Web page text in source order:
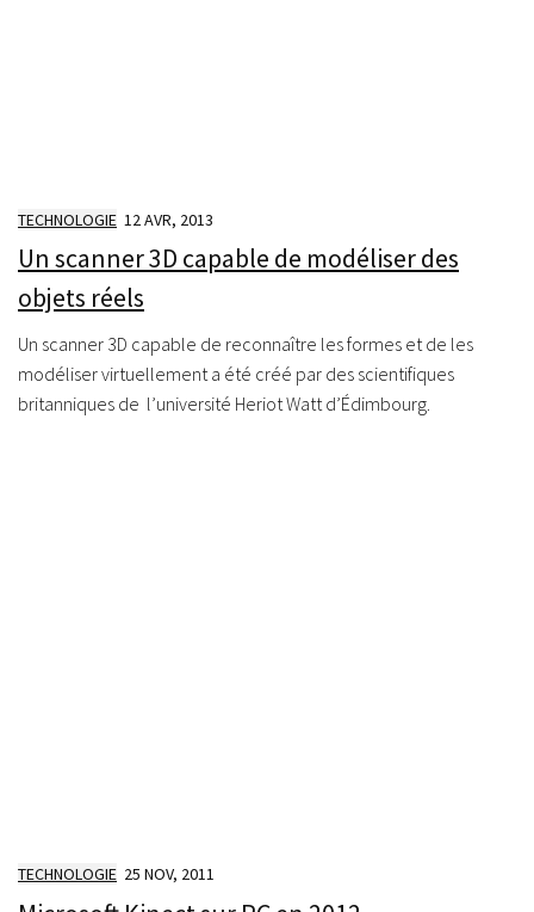
TECHNOLOGIE 12 AVR, 2013
Un scanner 3D capable de modéliser des
objets réels
Un scanner 3D capable de reconnaître les formes et de les
modéliser virtuellement a été créé par des scientifiques
britanniques de l’université Heriot Watt d’Édimbourg.
TECHNOLOGIE 25 NOV, 2011